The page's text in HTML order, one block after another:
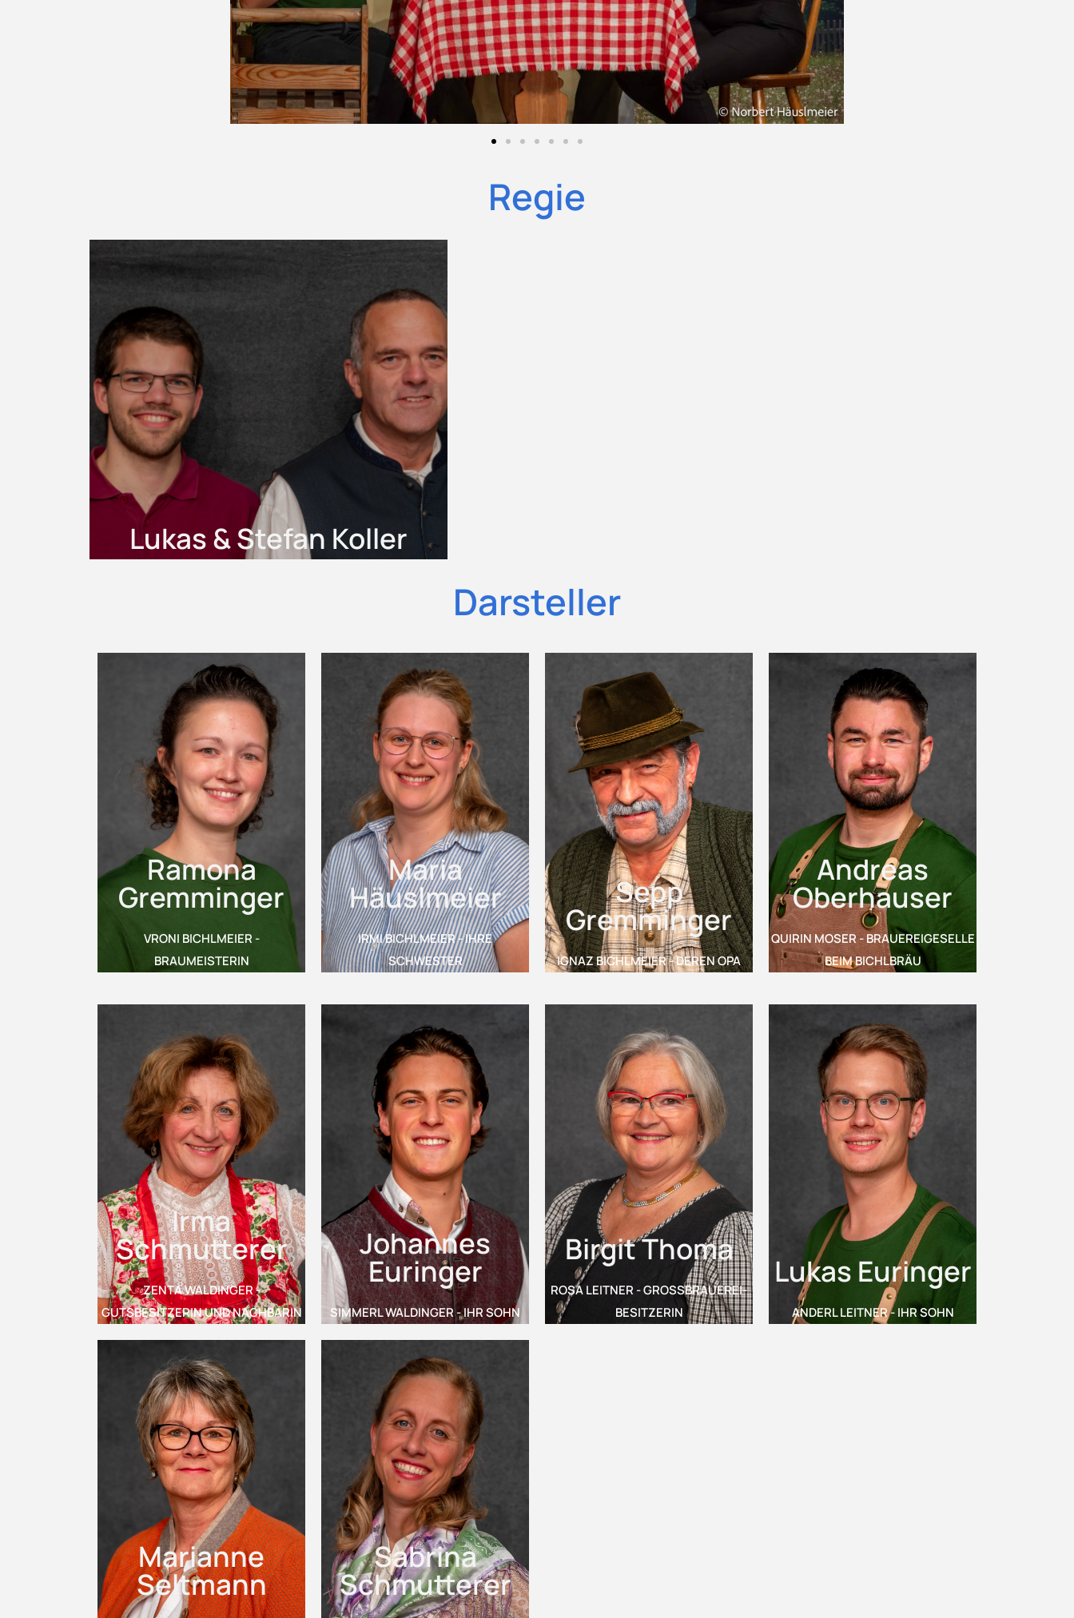
Regie
Lukas & Stefan Koller
Darsteller
Ramona
Gremminger
VRONI BICHLMEIER -
BRAUMEISTERIN
Maria
Häuslmeier
IRMI BICHLMEIER - IHRE
SCHWESTER
Sepp
Gremminger
IGNAZ BICHLMEIER - DEREN OPA
Andreas
Oberhauser
QUIRIN MOSER - BRAUEREIGESELLE
BEIM BICHLBRÄU
Irma
Schmutterer
ZENTA WALDINGER -
GUTSBESITZERIN UND NACHBARIN
Johannes
Euringer
SIMMERL WALDINGER - IHR SOHN
Birgit Thoma
ROSA LEITNER - GROSSBRAUEREI-B
ESITZERIN
Lukas Euringer
ANDERL LEITNER - IHR SOHN
Marianne
Seltmann
Sabrina
Schmutterer